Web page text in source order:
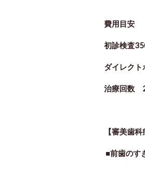
費用目安
初診検査
ダイレク
治療回数
【審美歯
■前歯のす